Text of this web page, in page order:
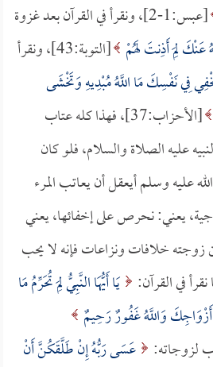
[عبس:1-2]، ونقرأ في القرآن بعد غزوة
عَنْكَ لِمَ أَذِنتَ لَهُمْ
[التوبة:43]، ونقرأ
فِي نَفْسِكَ مَا اللَّهُ مُبْدِيهِ وَتَخْشَى
[الأحزاب:37]، فهذا كله عتاب
عليه الصلاة والسلام، فلو كان
عليه وسلم أيعقل أن يعاتب المرء
يعني: نحرص على إخفائها، يعني
زوجته خلافات ونزاعات فإنه لا يحب
في القرآن: يَا أَيُّهَا النَّبِيُّ لِمَ تُحَرِّمُ مَا
وَاللَّهُ غَفُورٌ رَحِيمٌ
عَسَى رَبُّهُ إِنْ طَلَّقَكُنَّ أَنْ